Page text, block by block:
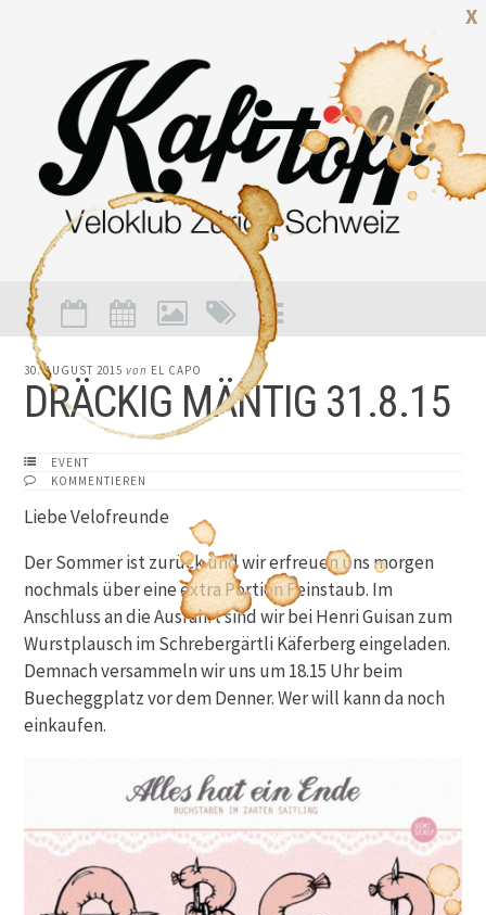
X
30. AUGUST 2015 von EL CAPO
DRÄCKIG MÄNTIG 31.8.15
EVENT
KOMMENTIEREN
Liebe Velofreunde
Der Sommer ist zurück und wir erfreuen uns morgen
nochmals über eine extra Portion Feinstaub. Im
Anschluss an die Ausfahrt sind wir bei Henri Guisan zum
Wurstplausch im Schrebergärtli Käferberg eingeladen.
Demnach versammeln wir uns um 18.15 Uhr beim
Buecheggplatz vor dem Denner. Wer will kann da noch
einkaufen.